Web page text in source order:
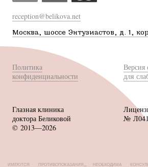
reception@belikova.net
Москва, шоссе Энтузиастов, д. 1,
Политика
конфиденциальности
Версия
для
Глазная клиника
доктора Беликовой
© 2013—2026
№
ИМЕЮТСЯ ПРОТИВОПОКАЗАНИЯ, НЕОБХОДИМА